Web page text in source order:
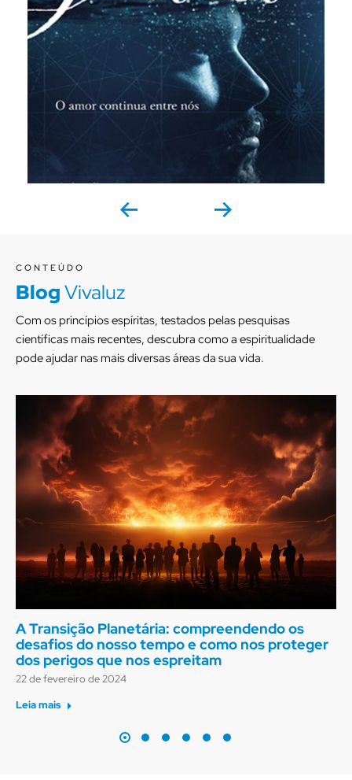
CONTEÚDO
BlogVivaluz
Com os princípios espíritas, testados pelas pesquisas
científicas mais recentes, descubra como a espiritualidade
pode ajudar nas mais diversas áreas da sua vida.
A Transição Planetária: compreendendo os
desafios do nosso tempo e como nos proteger
dos perigos que nos espreitam
22 de fevereiro de 2024
Leia mais